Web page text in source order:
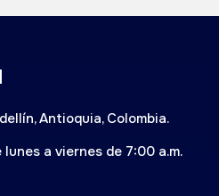
Antioquia, Colombia.
a viernes de 7:00 a.m.